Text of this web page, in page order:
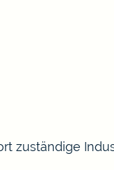
zuständige